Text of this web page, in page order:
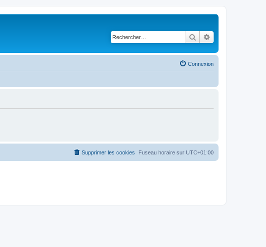
Rechercher
Connexion
Fuseau horaire sur UTC+01:00
Supprimer les cookies